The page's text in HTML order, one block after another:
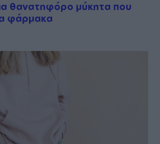
θανατηφόρο μύκητα που
φάρμακα